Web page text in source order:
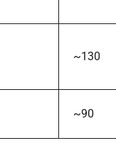
~130
~90